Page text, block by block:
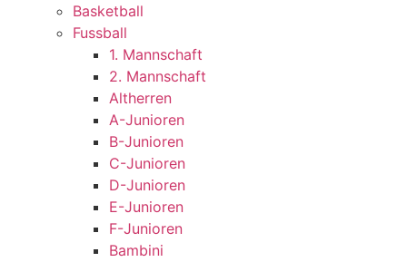
Basketball
Fussball
1. Mannschaft
2. Mannschaft
Altherren
A-Junioren
B-Junioren
C-Junioren
D-Junioren
E-Junioren
F-Junioren
Bambini